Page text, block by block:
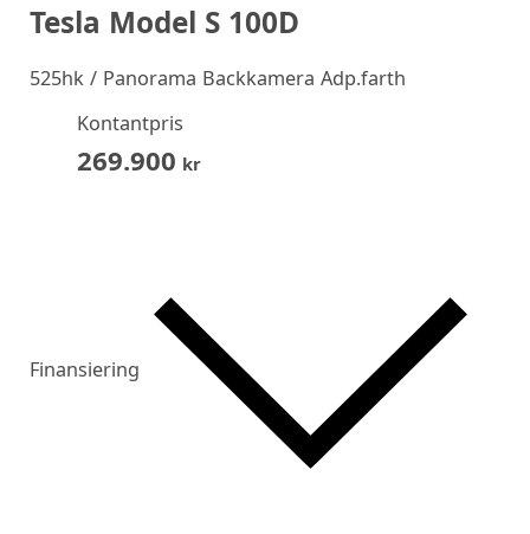
Tesla Model S 100D
525hk / Panorama Backkamera Adp.farth
Kontantpris
269.900 kr
Finansiering